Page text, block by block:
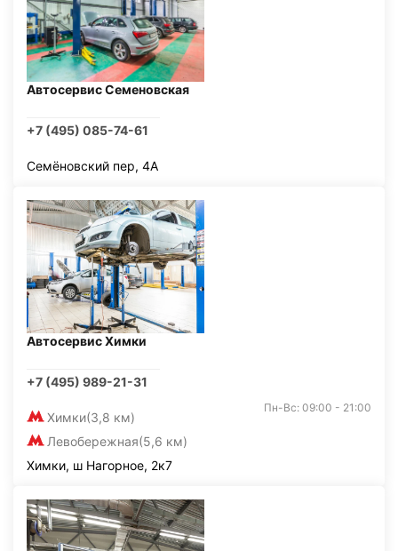
Автосервис Семеновская
+7 (495) 085-74-61
Семёновский пер, 4А
Автосервис Химки
+7 (495) 989-21-31
Химки(3,8 км)
Левобережная(5,6 км)
Пн-Вс: 09:00 - 21:00
Химки, ш Нагорное, 2к7